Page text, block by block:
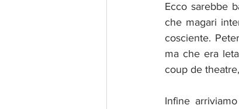
Ecco sarebbe
che magari
cosciente.
ma che era
coup de
Infine